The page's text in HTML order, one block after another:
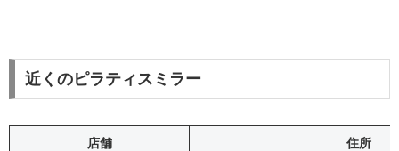
近くのピラティスミラー
店舗 住所